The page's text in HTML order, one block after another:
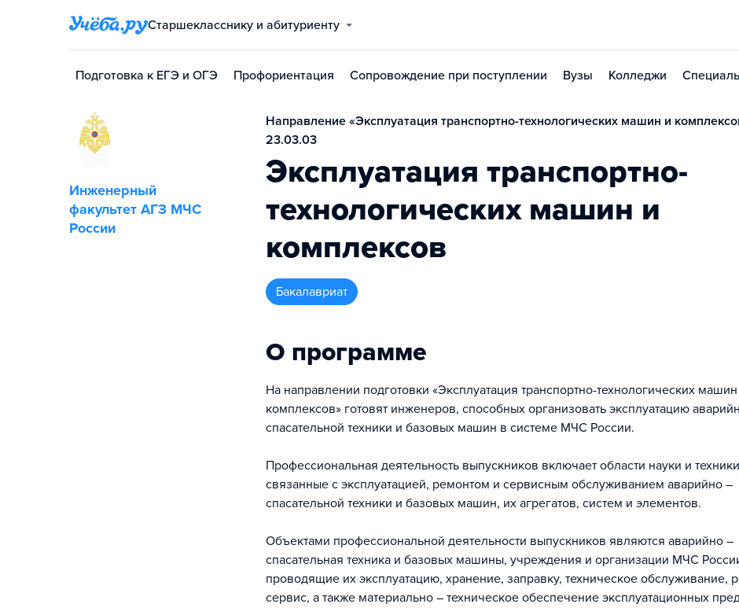
Старшекласснику и абитуриенту
Подготовка к ЕГЭ и ОГЭ Профориентация Сопровождение при поступлении Вузы Колледжи
Инженерный
факультет АГЗ МЧС
России
Направление «Эксплуатация транспортно-технологических машин и
23.03.03
Эксплуатация транспортно-
технологических машин и
комплексов
бакалавриат
О программе
На направлении подготовки «Эксплуатация транспортно-технологических
комплексов» готовят инженеров, способных организовать эксплуатацию
спасательной техники и базовых машин в системе МЧС России.
Профессиональная деятельность выпускников включает области науки и
связанные с эксплуатацией, ремонтом и сервисным обслуживанием аварийно –
спасательной техники и базовых машин, их агрегатов, систем и элементов.
Объектами профессиональной деятельности выпускников являются аварийно –
спасательная техника и базовых машины, учреждения и организации МЧС
проводящие их эксплуатацию, хранение, заправку, техническое обслуживание,
сервис, а также материально – техническое обеспечение эксплуатационных